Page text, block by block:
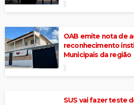
OAB emite nota de
reconhecimento
Municipais da região
SUS vai fazer teste